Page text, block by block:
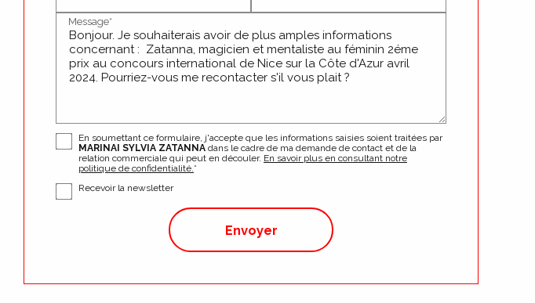
Message*
En soumettant ce formulaire, j'accepte que les informations saisies soient traitées par
MARINAI SYLVIA ZATANNA dans le cadre de ma demande de contact et de la
relation commerciale qui peut en découler. En savoir plus en consultant notre
politique de confidentialité.*
Recevoir la newsletter